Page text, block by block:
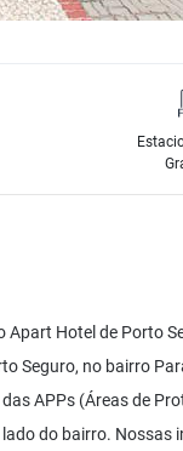
Apart Hotel de Porto
Seguro, no bairro
APPs (Áreas de
do bairro.